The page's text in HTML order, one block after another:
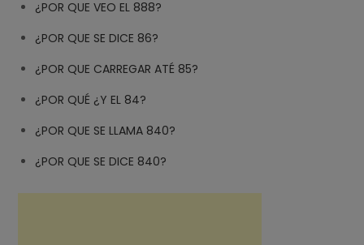
¿POR QUE VEO EL 888?
¿POR QUE SE DICE 86?
¿POR QUE CARREGAR ATÉ 85?
¿POR QUÉ ¿Y EL 84?
¿POR QUE SE LLAMA 840?
¿POR QUE SE DICE 840?